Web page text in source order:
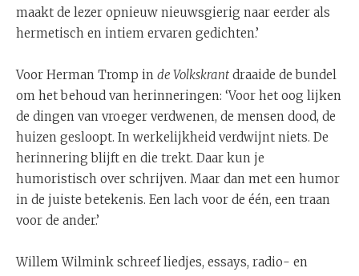
maakt de lezer opnieuw nieuwsgierig naar eerder als
hermetisch en intiem ervaren gedichten.’
Voor Herman Tromp in de Volkskrant draaide de bundel
om het behoud van herinneringen: ‘Voor het oog lijken
de dingen van vroeger verdwenen, de mensen dood, de
huizen gesloopt. In werkelijkheid verdwijnt niets. De
herinnering blijft en die trekt. Daar kun je
humoristisch over schrijven. Maar dan met een humor
in de juiste betekenis. Een lach voor de één, een traan
voor de ander.’
Willem Wilmink schreef liedjes, essays, radio- en